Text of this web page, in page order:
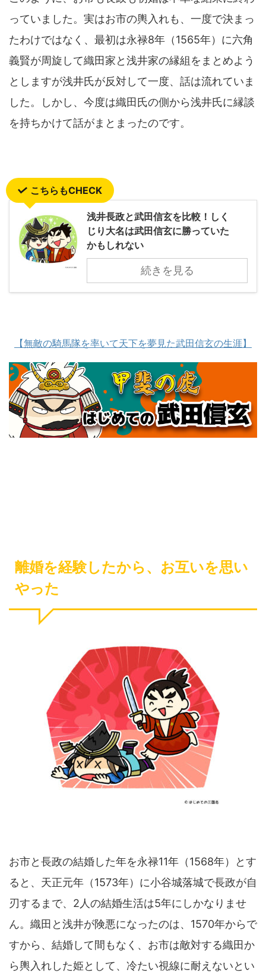
っていました。実はお市の輿入れも、一度で決まっ
たわけではなく、最初は永禄8年（1565年）に六角
義賢が周旋して織田家と浅井家の縁組をまとめよう
としますが浅井氏が反対して一度、話は流れていま
した。しかし、今度は織田氏の側から浅井氏に縁談
を持ちかけて話がまとまったのです。
こちらもCHECK
浅井長政と武田信玄を比較！しく
じり大名は武田信玄に勝っていた
かもしれない
続きを見る
【無敵の騎馬隊を率いて天下を夢見た武田信玄の生涯】
離婚を経験したから、お互いを思い
やった
お市と長政の結婚した年を永禄11年（1568年）とす
ると、天正元年（1573年）に小谷城落城で長政が自
刃するまで、2人の結婚生活は5年にしかなりませ
ん。織田と浅井が険悪になったのは、1570年からで
すから、結婚して間もなく、お市は敵対する織田か
ら輿入れした姫として、冷たい視線に耐えないとい